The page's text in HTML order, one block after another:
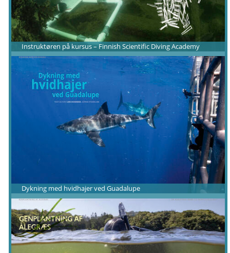
Instruktøren på kursus – Finnish Scientific Diving Academy
Dykning med hvidhajer ved Guadalupe